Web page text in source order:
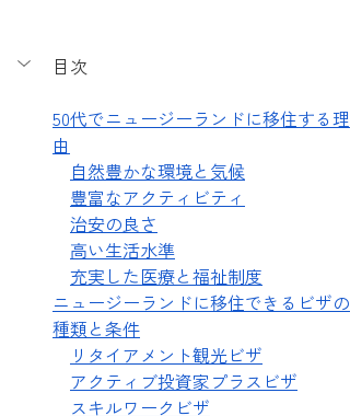
目次
50代でニュージーランドに移住する理
由
自然豊かな環境と気候
豊富なアクティビティ
治安の良さ
高い生活水準
充実した医療と福祉制度
ニュージーランドに移住できるビザの
種類と条件
リタイアメント観光ビザ
アクティブ投資家プラスビザ
スキルワークビザ